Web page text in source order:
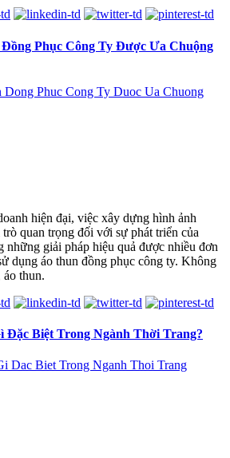
Phục Công Ty Được Ưa Chuộng
hiện đại, việc xây dựng hình ảnh
quan trọng đối với sự phát triển của
những giải pháp hiệu quả được nhiều đơn
dụng áo thun đồng phục công ty. Không
thun.
Đặc Biệt Trong Ngành Thời Trang?